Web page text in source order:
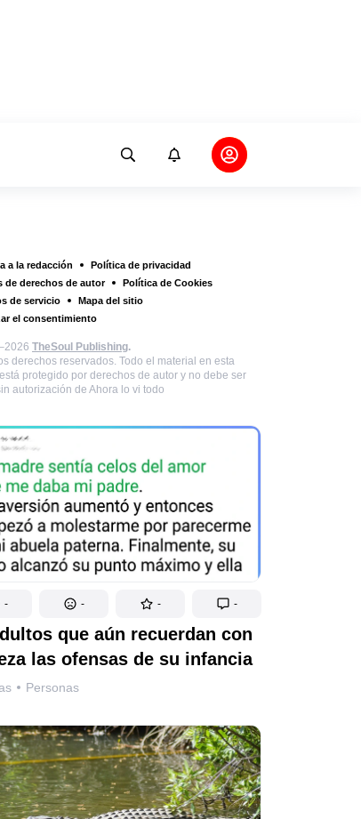
a la redacción
Política de privacidad
de derechos de autor
Política de Cookies
de servicio
Mapa del sitio
el consentimiento
TheSoul Publishing.
derechos reservados. Todo el material en esta
protegido por derechos de autor y no debe ser
autorización de Ahora lo vi todo
- - - -
que aún recuerdan con
las ofensas de su infancia
Personas